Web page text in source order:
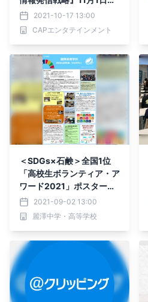
売
2021-10-17 13:00
CAPエンタテインメント
＜SDGs×石鹸＞全国1位
「高校生ボランティア・ア
ワード2021」ポスター部
門
2021-09-02 13:00
麗澤中学・高等学校